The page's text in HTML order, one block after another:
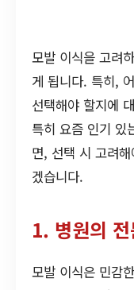
모발 이식을 고려
게 됩니다. 특히,
선택해야 할지에
특히 요즘 인기 있
면, 선택 시 고려
겠습니다.
1. 병원의
모발 이식은 민감